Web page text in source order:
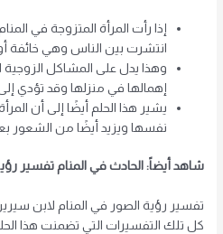
إذا رأت المرأة المتزوجة في
انتشرت بين الناس وهي خائفة
وهذا يدل على المشاكل
إهمالها في منزلها وقد تؤدي
يشير هذا الحلم أيضًا إلى أن
نفسها ويزيد أيضًا من الشعور
شاهد أيضاً: الحادث في المنام تفسير
تفسير رؤية الصور في المنام لابن
كل تلك التفسيرات التي تضمنت هذا